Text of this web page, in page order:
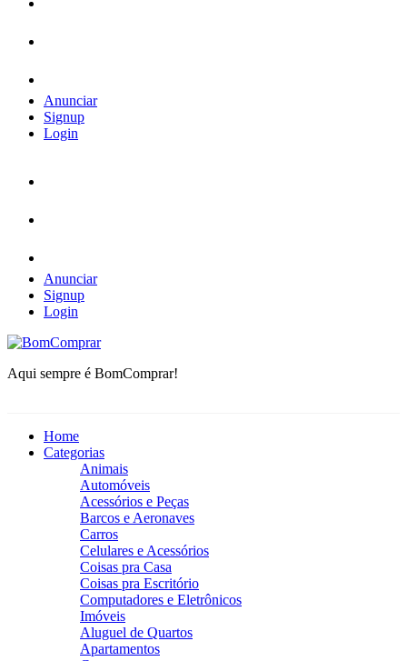
Anunciar
Signup
Login
Anunciar
Signup
Login
BomComprar
Aqui sempre é BomComprar!
Home
Categorias
Animais
Automóveis
Acessórios e Peças
Barcos e Aeronaves
Carros
Celulares e Acessórios
Coisas pra Casa
Coisas pra Escritório
Computadores e Eletrônicos
Imóveis
Aluguel de Quartos
Apartamentos